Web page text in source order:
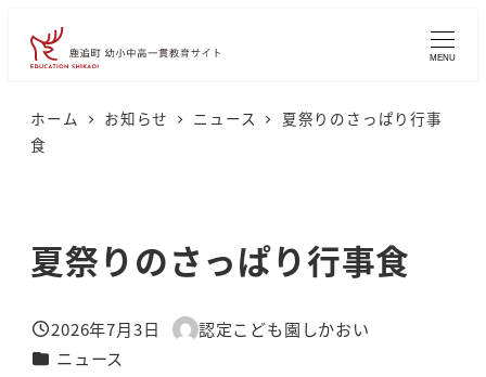
MENU
ホーム お知らせ ニュース
夏祭りのさっぱり行事
食
夏祭りのさっぱり行事食
投稿日
2026年7月3日
著
認定こども園しかおい
カテゴリー
ニュース